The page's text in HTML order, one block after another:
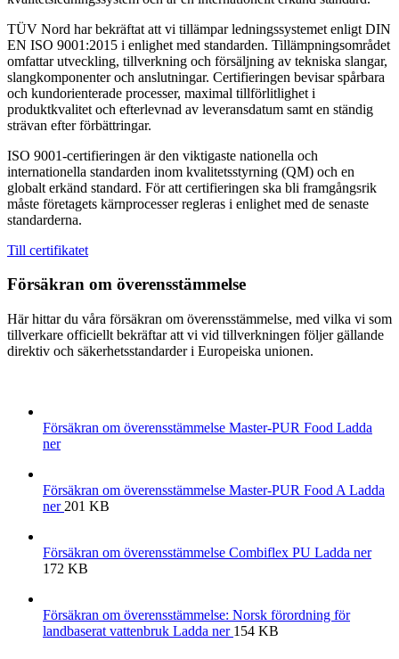
TÜV Nord har bekräftat att vi tillämpar ledningssystemet enligt DIN
EN ISO 9001:2015 i enlighet med standarden. Tillämpningsområdet
omfattar utveckling, tillverkning och försäljning av tekniska slangar,
slangkomponenter och anslutningar. Certifieringen bevisar spårbara
och kundorienterade processer, maximal tillförlitlighet i
produktkvalitet och efterlevnad av leveransdatum samt en ständig
strävan efter förbättringar.
ISO 9001-certifieringen är den viktigaste nationella och
internationella standarden inom kvalitetsstyrning (QM) och en
globalt erkänd standard. För att certifieringen ska bli framgångsrik
måste företagets kärnprocesser regleras i enlighet med de senaste
standarderna.
Till certifikatet
Försäkran om överensstämmelse
Här hittar du våra försäkran om överensstämmelse, med vilka vi som
tillverkare officiellt bekräftar att vi vid tillverkningen följer gällande
direktiv och säkerhetsstandarder i Europeiska unionen.
Försäkran om överensstämmelse Master-PUR Food Ladda
ner
Försäkran om överensstämmelse Master-PUR Food A Ladda
ner 201 KB
Försäkran om överensstämmelse Combiflex PU Ladda ner
172 KB
Försäkran om överensstämmelse: Norsk förordning för
landbaserat vattenbruk Ladda ner 154 KB